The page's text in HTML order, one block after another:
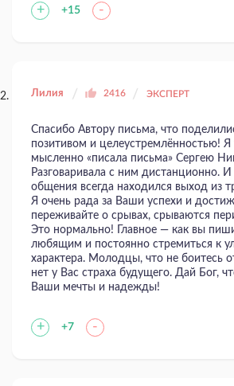
+ +15 -
Лилия 2416 ЭКСПЕРТ
Спасибо Автору письма, что
позитивом и целеустремлённостью! Я
мысленно «писала письма» Сергею
Разговаривала с ним дистанционно. И
общения всегда находился выход из
Я очень рада за Ваши успехи и
переживайте о срывах, срываются
Это нормально! Главное — как вы
любящим и постоянно стремиться к
характера. Молодцы, что не боитесь
нет у Вас страха будущего. Дай Бог,
Ваши мечты и надежды!
+ +7 -